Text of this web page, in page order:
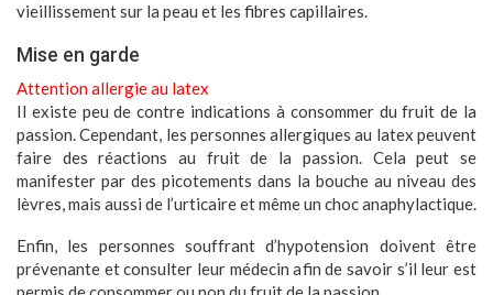
vieillissement sur la peau et les fibres capillaires.
Mise en garde
Attention allergie au latex
Il existe peu de contre indications à consommer du fruit de la
passion. Cependant, les personnes allergiquesau latex peuvent
faire des réactions au fruit de la passion. Cela peut se
manifester par des picotements dans la bouche au niveau des
lèvres, mais aussi de l’urticaire et même un choc anaphylactique.
Enfin, les personnes souffrant d’hypotension doivent être
prévenante et consulter leur médecin afin de savoir s’il leur est